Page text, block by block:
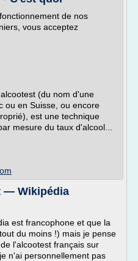
de nos
vous acceptez
(du nom d'une
ou en Suisse, ou encore
est une technique
mesure du taux d'alcool...
— Wikipédia
est francophone et que la
du moins !) mais je pense
l'alcootest français sur
n'ai personnellement pas